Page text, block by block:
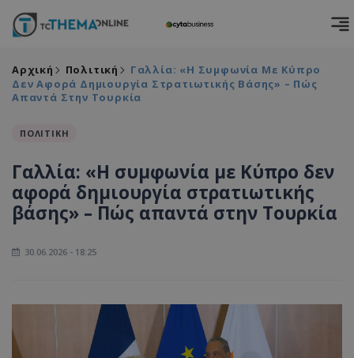
Αρχική Πολιτική
Γαλλία: «Η Συμφωνία Με Κύπρο
Δεν Αφορά Δημιουργία Στρατιωτικής Βάσης» – Πώς
Απαντά Στην Τουρκία
ΠΟΛΙΤΙΚΗ
Γαλλία: «Η συμφωνία με Κύπρο δεν
αφορά δημιουργία στρατιωτικής
βάσης» – Πώς απαντά στην Τουρκία
30.06.2026 - 18:25